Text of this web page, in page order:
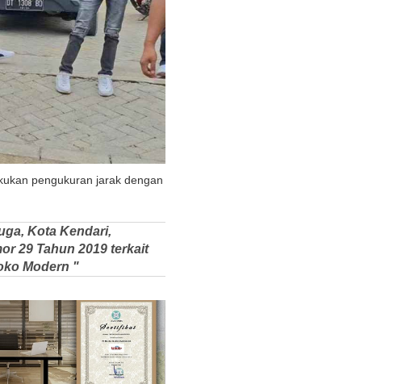
pengukuran jarak dengan
Kota Kendari,
29 Tahun 2019 terkait
Modern "